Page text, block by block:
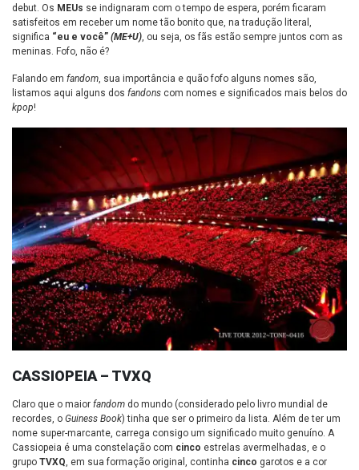
debut. Os MEUs se indignaram com o tempo de espera, porém ficaram
satisfeitos em receber um nome tão bonito que, na tradução literal,
significa “eu e você” (ME+U) , ou seja, os fãs estão sempre juntos com as
meninas. Fofo, não é?
Falando em fandom , sua importância e quão fofo alguns nomes são,
listamos aqui alguns dos fandons com nomes e significados mais belos do
kpop!
CASSIOPEIA – TVXQ
Claro que o maior fandom do mundo (considerado pelo livro mundial de
recordes, o Guiness Book) tinha que ser o primeiro da lista. Além de ter um
nome super-marcante, carrega consigo um significado muito genuíno. A
Cassiopeia é uma constelação com cinco estrelas avermelhadas, e o
grupo TVXQ, em sua formação original, continha cinco garotos e a cor